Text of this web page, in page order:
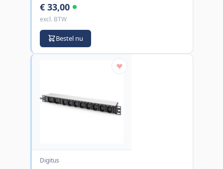
€ 33,00
excl. BTW
Bestel nu
Digitus